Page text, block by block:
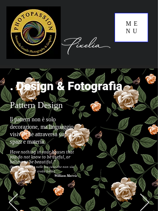
ME
NU
. Design & Fotografia
Pattern Design
ll pattern non è solo
decorazione, ma linguaggio
visivo che attraversa superfici,
spazi e materia.
Have nothing in your houses that
you do not know to be useful, or
believe to be beautiful.”
(Non avere nulla nelle tue case che non sia
utile o che tu non creda bello).
William Morris